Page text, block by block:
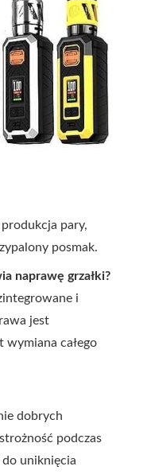
pary,
posmak.
naprawę grzałki?
i
jest
wymiana całego
dobrych
podczas
uniknięcia